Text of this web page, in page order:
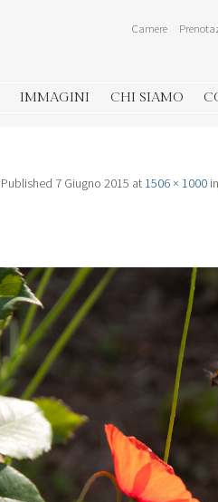
Camere
IMMAGINI CHI SIAMO
Published 7 Giugno 2015 at 1506 × 1000in